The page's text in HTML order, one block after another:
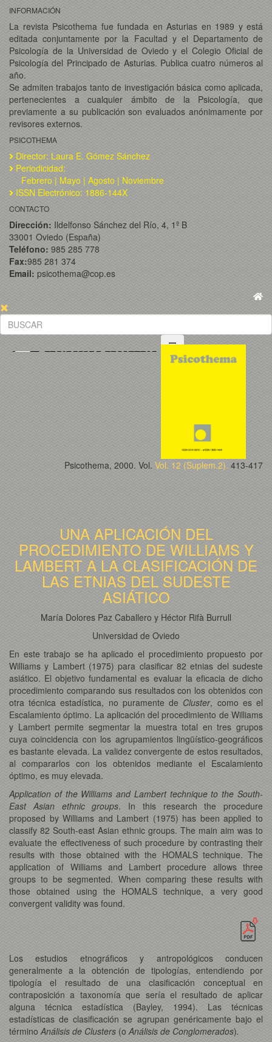
INFORMACIÓN
La revista Psicothema fue fundada en Asturias en 1989 y está
editada conjuntamente por la Facultad y el Departamento de
Psicología de la Universidad de Oviedo y el Colegio Oficial de
Psicología del Principado de Asturias. Publica cuatro números al
año.
Se admiten trabajos tanto de investigación básica como aplicada,
pertenecientes a cualquier ámbito de la Psicología, que
previamente a su publicación son evaluados anónimamente por
revisores externos.
PSICOTHEMA
Director: Laura E. Gómez Sánchez
Periodicidad:
Febrero | Mayo | Agosto | Noviembre
ISSN Electrónico: 1886-144X
CONTACTO
Dirección: Ildelfonso Sánchez del Río, 4, 1º B
33001 Oviedo (España)
Teléfono: 985 285 778
Fax:985 281 374
Email: psicothema@cop.es
Psicothema, 2000. Vol. Vol. 12 (Suplem.2). 413-417
UNA APLICACIÓN DEL
PROCEDIMIENTO DE WILLIAMS Y
LAMBERT A LA CLASIFICACIÓN DE
LAS ETNIAS DEL SUDESTE
ASIÁTICO
María Dolores Paz Caballero y Héctor Rifà Burrull
Universidad de Oviedo
En este trabajo se ha aplicado el procedimiento propuesto por
Williams y Lambert (1975) para clasificar 82 etnias del sudeste
asiático. El objetivo fundamental es evaluar la eficacia de dicho
procedimiento comparando sus resultados con los obtenidos con
otra técnica estadística, no puramente de Cluster, como es el
Escalamiento óptimo. La aplicación del procedimiento de Williams
y Lambert permite segmentar la muestra total en tres grupos
cuya coincidencia con los agrupamientos lingüístico-geográficos
es bastante elevada. La validez convergente de estos resultados,
al compararlos con los obtenidos mediante el Escalamiento
óptimo, es muy elevada.
Application of the Williams and Lambert technique to the South-
East Asian ethnic groups. In this research the procedure
proposed by Williams and Lambert (1975) has been applied to
classify 82 South-east Asian ethnic groups. The main aim was to
evaluate the effectiveness of such procedure by contrasting their
results with those obtained with the HOMALS technique. The
application of Williams and Lambert procedure allows three
groups to be segmented. When comparing these results with
those obtained using the HOMALS technique, a very good
convergent validity was found.
Los estudios etnográficos y antropológicos conducen
generalmente a la obtención de tipologías, entendiendo por
tipología el resultado de una clasificación conceptual en
contraposición a taxonomía que sería el resultado de aplicar
alguna técnica estadística (Bayley, 1994). Las técnicas
estadísticas de clasificación se agrupan genéricamente bajo el
término Análisis de Clusters (o Análisis de Conglomerados).